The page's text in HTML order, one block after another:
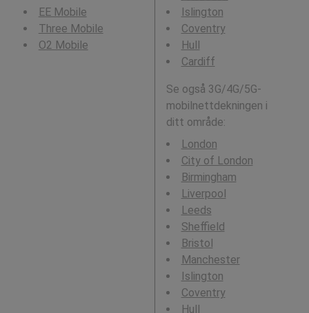
EE Mobile
Three Mobile
O2 Mobile
Islington
Coventry
Hull
Cardiff
Se også 3G/4G/5G-
mobilnettdekningen i
ditt område:
London
City of London
Birmingham
Liverpool
Leeds
Sheffield
Bristol
Manchester
Islington
Coventry
Hull